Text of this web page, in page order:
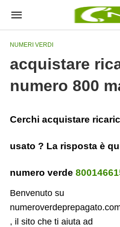
NUMERI VERDI
acquistare
numero 800
Cerchi acquistare
usato ? La risposta è
numero verde
Benvenuto su
, il sito che ti aiuta ad